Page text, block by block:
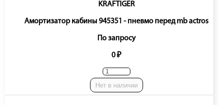
KRAFTIGER
Амортизатор кабины 945351 - пневмо перед mb actros
По запросу
0 ₽
Нет в наличии